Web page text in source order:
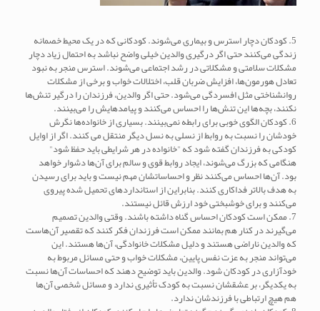
5. کودکان دچار استرس و بیماری می‌شوند. کودکانی که در یک محیط خصمانه
زندگی می‌کنند حتی اگر درگیری والدین خیلی واضح نباشد به احتمال زیاد دچار
مشکلات سلامتی و مشکلاتی در رشد اجتماعی می‌شوند. استرس منجر به نبود
تعادل هورمون‌ها، افزایش ضربان قلب، اختلالات خواب و برخی از مشکلات
روانشناختی مثل افسردگی می‌شود. حتی اگر والدین، فرزندان را درگیر تنش‌ها
نکنند، بچه‌ها این تنش‌ها را احساس می‌کنند و پیامدهایش را می‌بینند.
6. کودکان الگوی خوبی برای رابطه نمی‌بینند. بسیاری از خانواده‌ها نگرش
خودشان را نسبت به روابط از نسلی به نسل دیگر منتقل می کنند. اگر از اوایل
کودکی به فرزندان گفته شود که "خانواده در هر شرایطی باید حفظ شود"
هنگامی که بزرگ می‌شوند، ایجاد روابط قوی و سالم برای آن‌ها دشوار خواهد
بود. آن‌ها احساس می‌کنند نظر و احساساتشان مهم نیست و باید برای رسیدن
به هدف بالاتر فداکاری کنند. بنابراین از استانداردهای تحمیل شده پیروی
می‌کنند و برای خوشبختی‌ خود ارزش قائل نیستند.
7. ممکن است کودکان احساس گناه داشته باشند. وقتی والدین تصمیم
می‌گیرند در کنار هم بمانند ممکن است فرزندان فکر کنند که تقصیر آن‌هاست
که والدین ناراضی هستند و دلیل مشکلات خانوادگی، آن‌ها هستند. این
می‌تواند منجر به عزت نفس پایین، مشکلات خواب و حتی مسائل مربوط به
خودآزاری در کودکان شود. والدین باید توضیح دهند که احساسات آن‌ها نسبت
به یکدیگر، بر عشقشان نسبت به کودک تأثیری ندارد و مسائل شخصی آن‌ها
هم هیچ ارتباطی با فرزندشان ندارد.